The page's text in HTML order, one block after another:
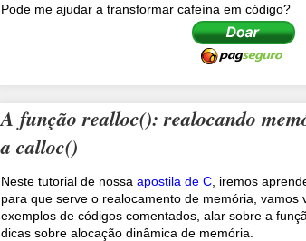
Pode me ajudar a transformar cafeína em código?
A função realloc(): realocando
a calloc()
Neste tutorial de nossa apostila de C , iremos
para que serve o realocamento de memória, vamos
exemplos de códigos comentados, alar sobre a
dicas sobre alocação dinâmica de memória.